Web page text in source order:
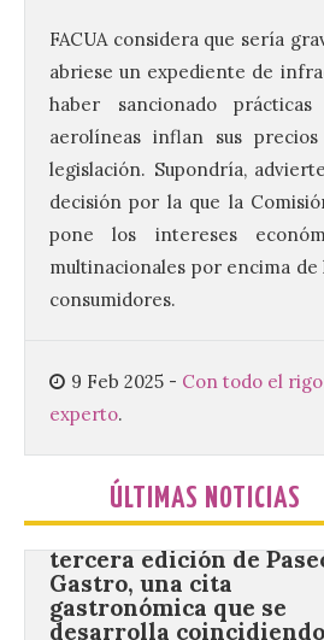
FACUAconsidera que sería
abriese un expediente de
haber sancionado
aerolíneas inflan sus
legislación. Supondría,
decisión por la que la
pone los intereses
multinacionales por encima de
consumidores.
9 Feb 2025 - Con todo el
experto.
ÚLTIMAS NOTICIAS
entornos digitales en
nuevo curso de los
Campamentos
Tech
10 Ago 2026
Los
Salamanca Tech,
desarrollan hasta
septiembre en
turnos semanales
semana de actividades en […]
Gijón/Xixón celebra la
tercera edición de Paseo
Gastro, una cita
gastronómica que se
desarrolla coincidiendo
con la Semana Grande
la ciudad.